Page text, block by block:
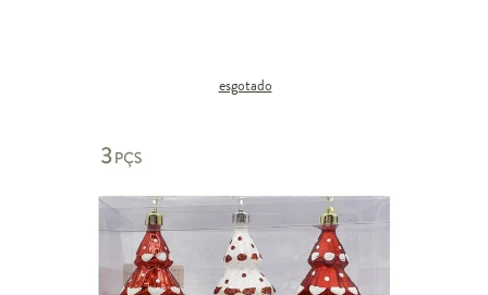
esgotado